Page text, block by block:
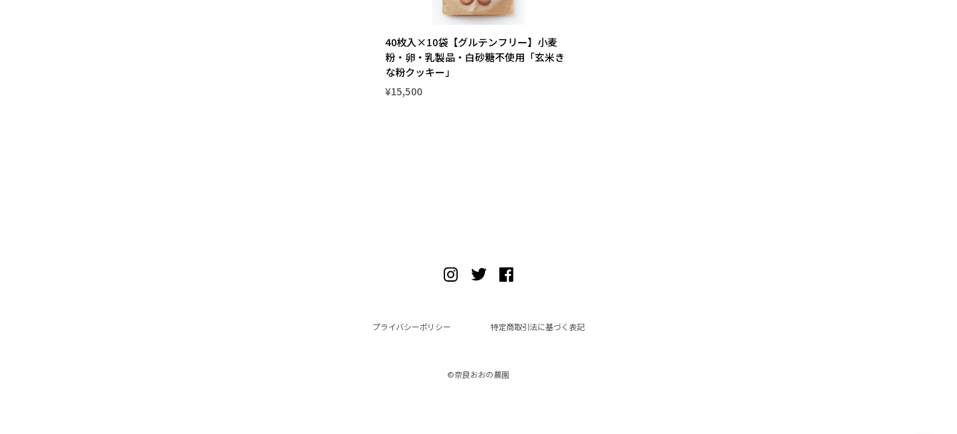
40枚入×10袋【グルテンフリー】小麦
粉・卵・乳製品・白砂糖不使用「玄米き
な粉クッキー」
¥15,500
プライバシーポリシー 特定商取引法に基づく表記
©︎奈良おおの農園